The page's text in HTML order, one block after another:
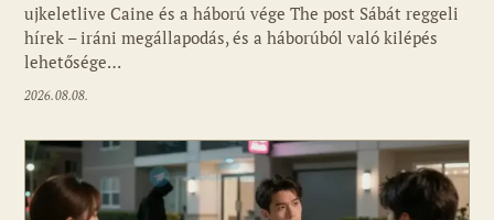
Fotó: ujkelet.live
ujkeletlive Caine és a háború vége The post Sábát reggeli
hírek – iráni megállapodás, és a háborúból való kilépés
lehetősége…
2026.08.08.